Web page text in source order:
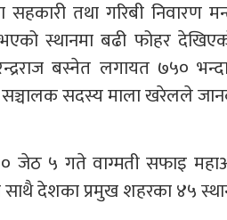
सहकारी तथा गरिबी निवारण
स्थानमा बढी फोहर
बस्नेत लगायत ७५०
सदस्य माला खरेलले
जेठ ५ गते वाग्मती सफाइ
देशका प्रमुख शहरका ४५